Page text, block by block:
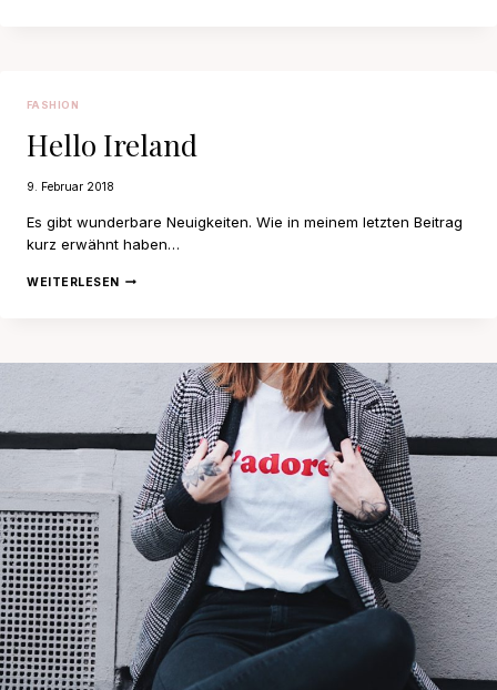
FASHION
Hello Ireland
9. Februar 2018
Es gibt wunderbare Neuigkeiten. Wie in meinem letzten Beitrag
kurz erwähnt haben…
WEITERLESENHELLO